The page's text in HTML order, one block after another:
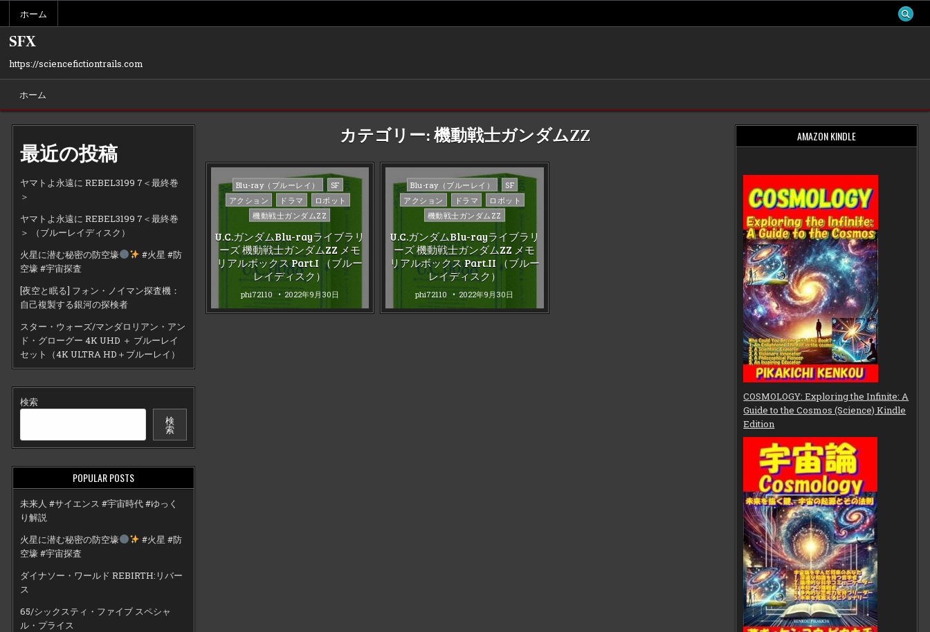
content
ホーム
SFX
https://sciencefictiontrails.com
ホーム
最近の投稿
ヤマトよ永遠に REBEL3199 7＜最終巻
＞
ヤマトよ永遠に REBEL3199 7＜最終巻
＞ （ブルーレイディスク）
火星に潜む秘密の防空壕
#火星 #防
空壕 #宇宙探査
[夜空と眠る] フォン・ノイマン探査機：
自己複製する銀河の探検者
スター・ウォーズ/マンダロリアン・アン
ド・グローグー 4K UHD ＋ ブルーレイ
セット（4K ULTRA HD＋ブルーレイ）
検索
検
索
POPULAR POSTS
未来人 #サイエンス #宇宙時代 #ゆっく
り解説
火星に潜む秘密の防空壕
#火星 #防
空壕 #宇宙探査
ダイナソー・ワールド REBIRTH:リバー
ス
65/シックスティ・ファイブ スペシャ
ル・プライス
カテゴリー:機動戦士ガンダムZZ
Posted
in
Blu-ray（ブルーレイ）
SF
アクション
ドラマ
ロボット
機動戦士ガンダムZZ
U.C.ガンダムBlu-rayライブラリ
ーズ 機動戦士ガンダムZZ メモ
リアルボックス Part.I （ブルー
レイディスク）
phi72110 2022年9月30日
Posted
in
Blu-ray（ブルーレイ）
SF
アクション
ドラマ
ロボット
機動戦士ガンダムZZ
U.C.ガンダムBlu-rayライブラリ
ーズ 機動戦士ガンダムZZ メモ
リアルボックス Part.II （ブルー
レイディスク）
phi72110 2022年9月30日
AMAZON KINDLE
COSMOLOGY: Exploring the Infinite: A
Guide to the Cosmos (Science) Kindle
Edition